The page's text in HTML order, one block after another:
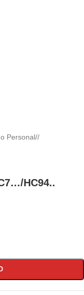
Personal/
HC94..